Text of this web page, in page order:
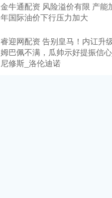
金牛通配资 风险溢价有限 产能
年国际油价下行压力加大
睿迎网配资 告别皇马！内讧升
姆巴佩不满，瓜帅示好提振信
尼修斯_洛伦迪诺